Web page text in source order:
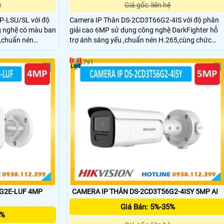
LSU/SL với độ
có màu ban
nén
sáng WDR
trợ thẻ nhớ SD
và phương
và loa báo
Giá gốc: liên hệ
Camera IP Thân DS-2CD3T66G2-4IS với độ phân
giải cao 6MP sử dụng công nghệ DarkFighter hỗ
trợ ánh sáng yếu ,chuẩn nén H.265,cùng chức
năng chóng ngược sáng WDR,hồng ngoại ban
đêm 90m,chuẩn IP67 và chống phá hoại (IK10),hỗ
trợ thẻ nhớ SD 512GB,phân loại mục tiêu con
người và phương tiện .Vỏ kim loại là sự lựa chọn
LUF 4MP
CAMERA IP THÂN DS-2CD3T56G2-4ISY 5MP AI
Giá Bán: 5%-35%
791